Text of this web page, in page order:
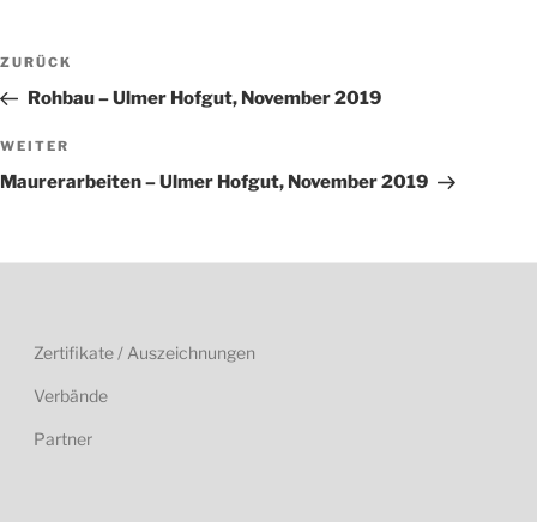
Beitragsnavigation
Vorheriger
Beitrag
ZURÜCK
Rohbau – Ulmer Hofgut, November 2019
Nächster
Beitrag
WEITER
Maurerarbeiten – Ulmer Hofgut, November 2019
Zertifikate / Auszeichnungen
Verbände
Partner